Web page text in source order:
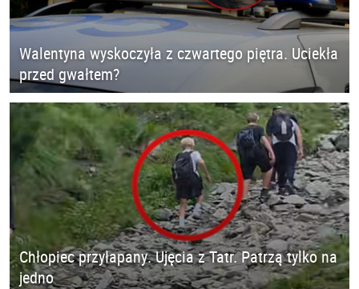
Walentyna wyskoczyła z czwartego piętra. Uciekła
przed gwałtem?
Chłopiec przyłapany. Ujęcia z Tatr. Patrzą tylko na
jedno